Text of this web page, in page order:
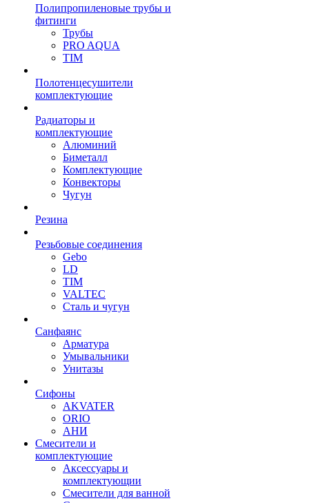
Полипропиленовые трубы и
фитинги
Трубы
PRO AQUA
TIM
Полотенцесушители
комплектующие
Радиаторы и
комплектующие
Алюминий
Биметалл
Комплектующие
Конвекторы
Чугун
Резина
Резьбовые соединения
Gebo
LD
TIM
VALTEC
Сталь и чугун
Санфаянс
Арматура
Умывальники
Унитазы
Сифоны
AKVATER
ORIO
АНИ
Смесители и
комплектующие
Аксессуары и
комплектующии
Смесители для ванной